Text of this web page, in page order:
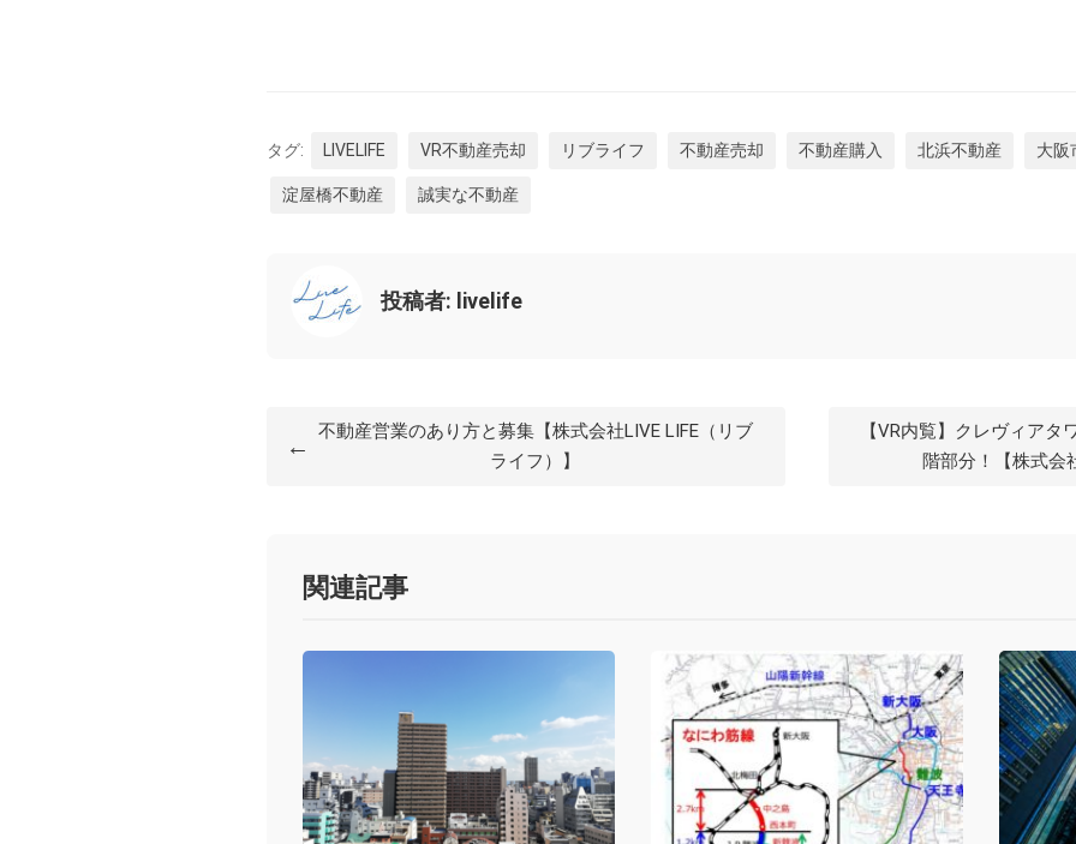
タグ: LIVELIFE VR不動産売却 リブライフ 不動産売却 不動産購入 北浜不動産 大阪
淀屋橋不動産 誠実な不動産
投稿者: livelife
←
不動産営業のあり方と募集【株式会社LIVE LIFE（リブ
ライフ）】
【VR内覧】クレヴィア
階部分！【株式会
関連記事